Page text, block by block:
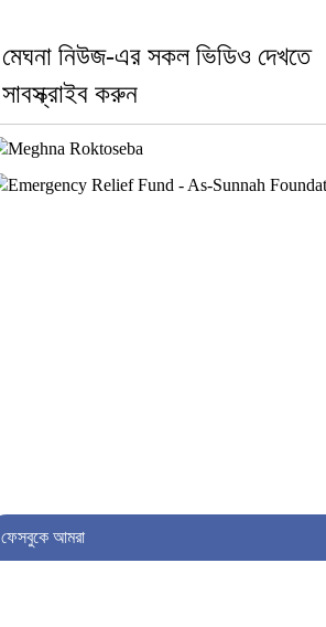
এএসআই সজল
৬। দাউদকান্দিতে উপজেলা আইন-
মেঘনা নিউজ-এর সকল ভিডিও দেখতে
সাবস্ক্রাইব করুন
ফেসবুকে আমরা